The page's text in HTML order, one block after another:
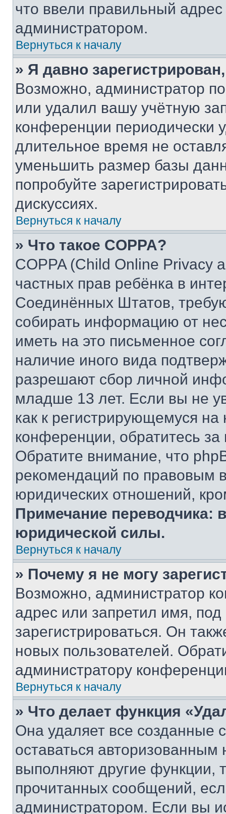
что ввели правильный адрес
администратором.
Вернуться к началу
» Я давно
Возможно, администратор
или удалил вашу учётную
конференции периодически
длительное время не
уменьшить размер базы
попробуйте
дискуссиях.
Вернуться к началу
» Что такое COPPA?
COPPA (Child Online Privacy
частных прав ребёнка в
Соединённых Штатов,
собирать информацию от
иметь на это письменное
наличие иного вида
разрешают сбор личной
младше 13 лет. Если вы не
как к регистрирующемуся
конференции, обратитесь
Обратите внимание, что
рекомендаций по правовым
юридических отношений,
Примечание переводчика:
юридической силы.
Вернуться к началу
» Почему я не могу
Возможно, администратор
адрес или запретил имя,
зарегистрироваться. Он
новых пользователей.
администратору
Вернуться к началу
» Что делает функция
Она удаляет все созданные
оставаться
выполняют другие функции,
прочитанных сообщений,
администратором. Если вы